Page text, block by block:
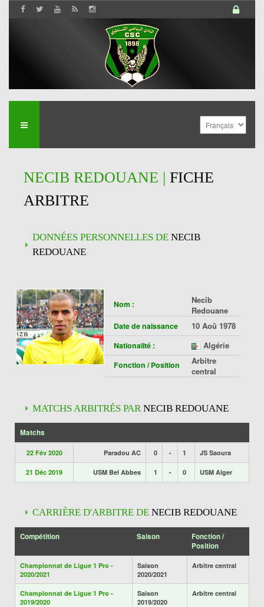
NECIB REDOUANE | FICHE
ARBITRE
DONNÉES PERSONNELLES DE NECIB
REDOUANE
Nom :
Necib
Redouane
Date de naissance 10 Aoû 1978
Nationalité : Algérie
Fonction / Position
Arbitre
central
MATCHS ARBITRÉS PARNECIB REDOUANE
Matchs
22 Fév 2020 Paradou AC 0 - 1 JS Saoura
21 Déc 2019 USM Bel Abbes 1 - 0 USM Alger
CARRIÈRE D'ARBITRE DE NECIB REDOUANE
Compétition Saison
Fonction /
Position
Championnat de Ligue 1 Pro -
2020/2021
Saison
2020/2021
Arbitre central
Championnat de Ligue 1 Pro -
2019/2020
Saison
2019/2020
Arbitre central